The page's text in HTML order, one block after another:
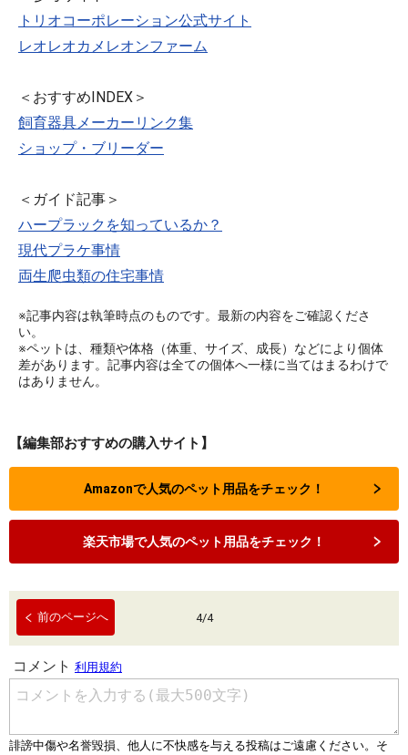
トリオコーポレーション公式サイト
レオレオカメレオンファーム
＜おすすめINDEX＞
飼育器具メーカーリンク集
ショップ・ブリーダー
＜ガイド記事＞
ハープラックを知っているか？
現代プラケ事情
両生爬虫類の住宅事情
※記事内容は執筆時点のものです。最新の内容をご確認くださ
い。
※ペットは、種類や体格（体重、サイズ、成長）などにより個体
差があります。記事内容は全ての個体へ一様に当てはまるわけで
はありません。
【編集部おすすめの購入サイト】
Amazonで人気のペット用品をチェック！
楽天市場で人気のペット用品をチェック！
前のページへ 4/4